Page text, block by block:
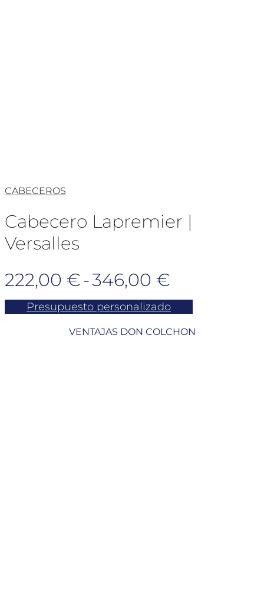
CABECEROS
Cabecero Lapremier |
Versalles
222,00 €-346,00 €
de
precios:
Presupuesto personalizado
VENTAJAS DON COLCHON